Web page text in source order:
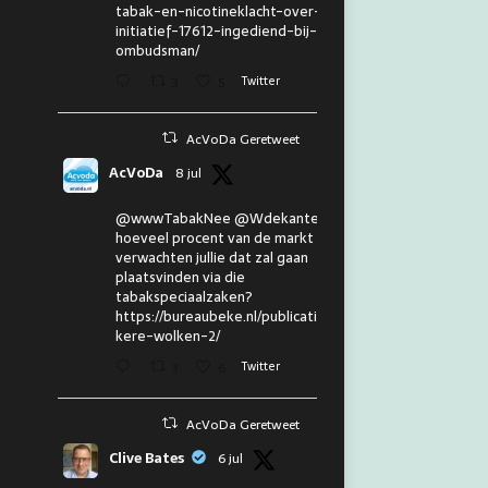
tabak-en-nicotineklacht-over-eu-
initiatief-17612-ingediend-bij-de-
ombudsman/
Twitter
AcVoDa Geretweet
AcVoDa 8 jul
@wwwTabakNee @Wdekanter En
hoeveel procent van de markt
verwachten jullie dat zal gaan
plaatsvinden via die
tabakspeciaalzaken?
https://bureaubeke.nl/publicaties/don
kere-wolken-2/
Twitter
AcVoDa Geretweet
Clive Bates 6 jul